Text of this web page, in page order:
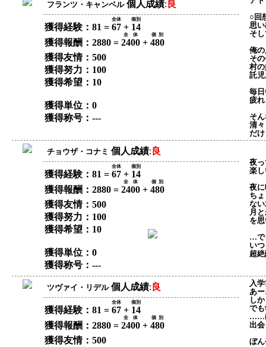
フランツ・キャンベル個人成績: 良
獲得経験：81 = 67
全体
+ 14
個別
獲得報酬：2880 = 2400
全体
+ 480
個別
獲得友情：500
獲得努力：100
獲得希望：10
獲得単位：0
獲得称号：---
○回
思
そ
俺
そ
村
託
毎
疲
そ
清
だ
チョウザ・コナミ 個人成績: 良
獲得経験：81 = 67
全体
+ 14
個別
獲得報酬：2880 = 2400
全体
+ 480
個別
獲得友情：500
獲得努力：100
獲得希望：10
獲得単位：0
獲得称号：---
夜
楽
夜
ち
な
月
を
…で
い
超
ツヴァイ・リデル個人成績: 良
獲得経験：81 = 67
全体
+ 14
個別
獲得報酬：2880 = 2400
全体
+ 480
個別
獲得友情：500
入
あ
し
で
……
出
ぼ